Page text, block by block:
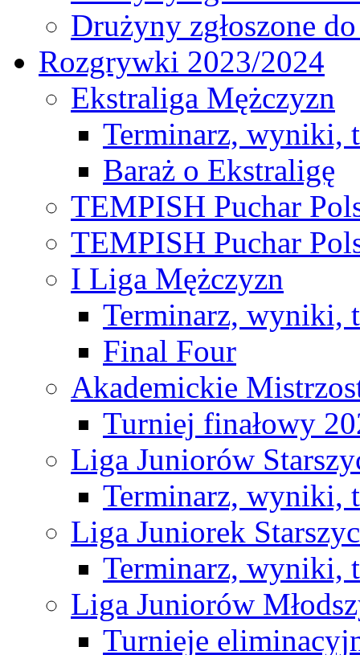
Drużyny zgłoszone
Rozgrywki 2023/2024
Ekstraliga Mężczyzn
Terminarz, wyniki,
Baraż o Ekstraligę
TEMPISH Puchar
TEMPISH Puchar
I Liga Mężczyzn
Terminarz, wyniki,
Final Four
Akademickie
Turniej finałowy
Liga Juniorów
Terminarz, wyniki,
Liga Juniorek
Terminarz, wyniki,
Liga Juniorów
Turnieje